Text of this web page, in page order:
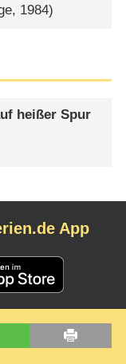
1984)
heißer Spur
App